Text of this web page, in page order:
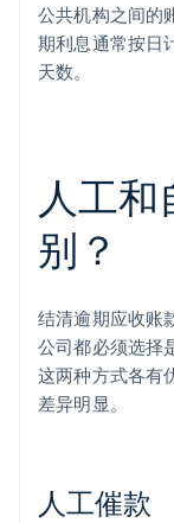
公共机构之间的
期利息通常按日
天数。
人工
别？
结清逾期应收账
公司都必须选择
这两种方式各有
差异明显。
人工催款